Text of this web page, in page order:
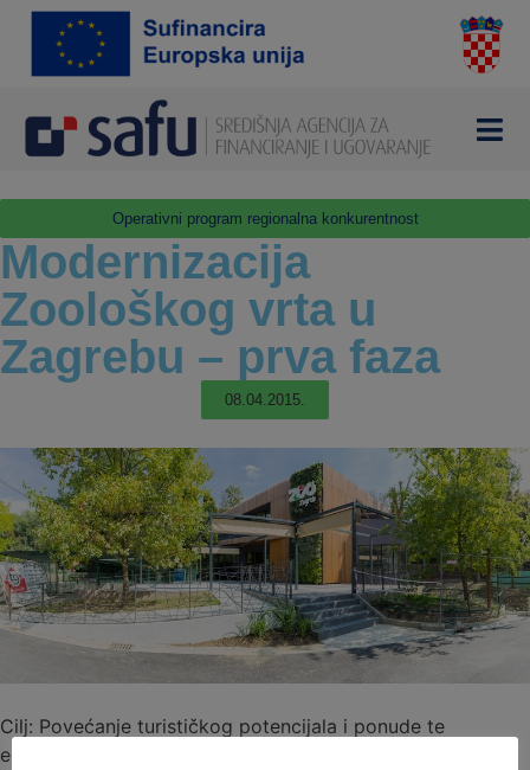
Operativni program regionalna konkurentnost
Modernizacija
Zoološkog vrta u
Zagrebu – prva faza
08.04.2015.
Cilj: Povećanje turističkog potencijala i ponude te
edukacijskog potencijala Zoološkog vrta u Zagrebu kao